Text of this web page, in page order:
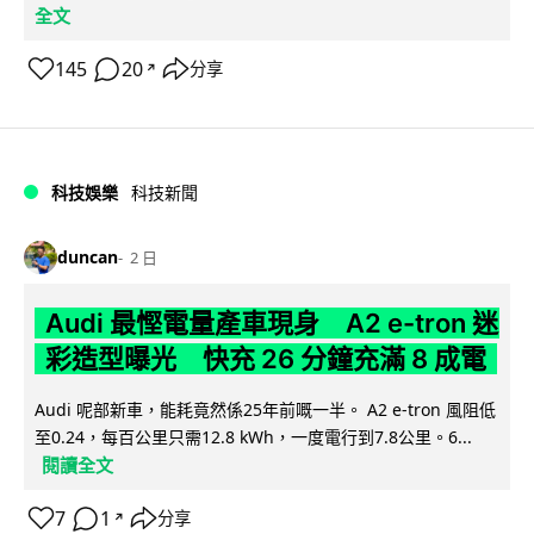
全文
145 20 ↗ 分享
科技娛樂 科技新聞
duncan 2 日
Audi 最慳電量產車現身 A2 e-tron 迷
彩造型曝光 快充 26 分鐘充滿 8 成電
Audi 呢部新車，能耗竟然係25年前嘅一半。 A2 e-tron 風阻低
至0.24，每百公里只需12.8 kWh，一度電行到7.8公里。6...
閱讀全文
7 1 ↗ 分享